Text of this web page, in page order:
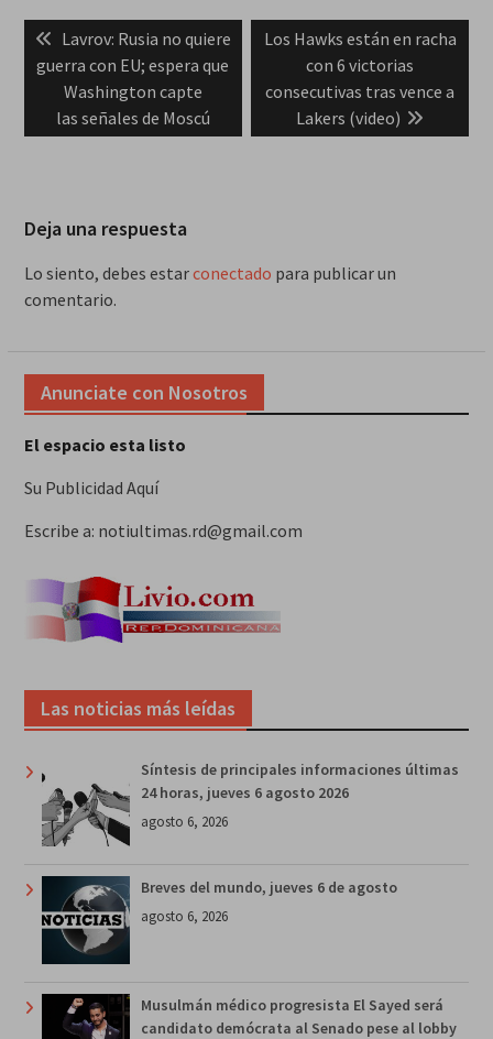
de
entradas
Previous
post:
Lavrov: Rusia no quiere
guerra con EU; espera que
Washington capte
las señales de Moscú
Next
Los Hawks están en racha
con 6 victorias
consecutivas tras vence a
Lakers (video)
Deja una respuesta
Lo siento, debes estarconectado para publicar un
comentario.
Anunciate con Nosotros
El espacio esta listo
Su Publicidad Aquí
Escribe a: notiultimas.rd@gmail.com
Las noticias más leídas
Síntesis de principales informaciones últimas
24 horas, jueves 6 agosto 2026
agosto 6, 2026
Breves del mundo, jueves 6 de agosto
agosto 6, 2026
Musulmán médico progresista El Sayed será
candidato demócrata al Senado pese al lobby